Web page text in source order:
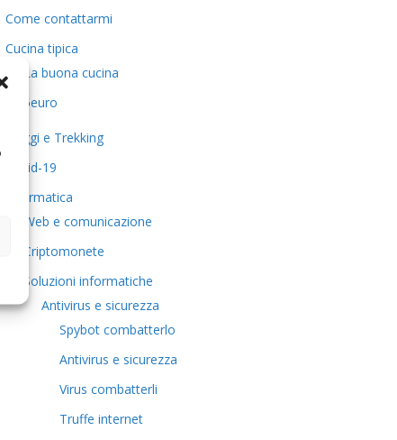
Come contattarmi
Cucina tipica
La buona cucina
5euro
Viaggi e Trekking
Covid-19
Informatica
Web e comunicazione
Criptomonete
Soluzioni informatiche
Antivirus e sicurezza
Spybot combatterlo
Antivirus e sicurezza
Virus combatterli
Truffe internet